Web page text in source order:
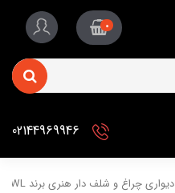
0
دیواری چراغ و شلف دار هنری برند OWL